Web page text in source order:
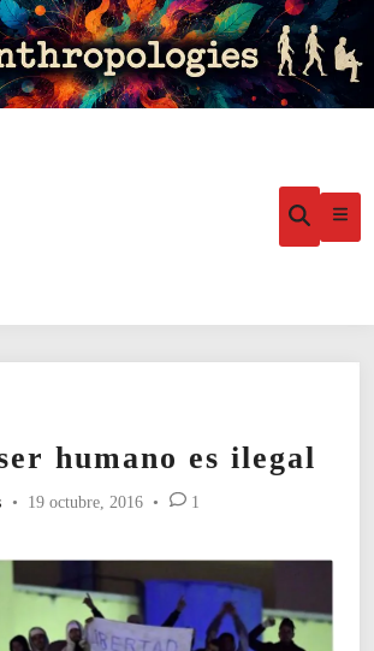
Abrir
búsqueda
Menú
humano es ilegal
• 19 octubre, 2016 • 1